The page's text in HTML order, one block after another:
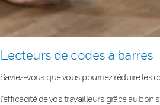
Lecteurs de codes à barres
Saviez-vous que vous pourriez réduire les
l’efficacité de vos travailleurs grâce au bon